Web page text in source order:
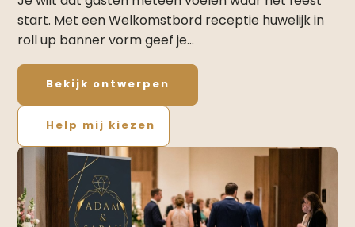
start. Met een Welkomstbord receptie huwelijk in
roll up banner vorm geef je…
Bekijk ontwerpen
Help mij kiezen